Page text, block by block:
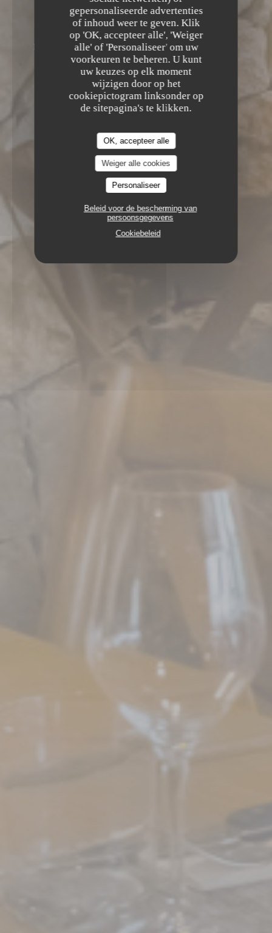
gepersonaliseerde advertenties
of inhoud weer te geven. Klik
op 'OK, accepteer alle', 'Weiger
alle' of 'Personaliseer' om uw
voorkeuren te beheren. U kunt
uw keuzes op elk moment
wijzigen door op het
cookiepictogram linksonder op
de sitepagina's te klikken.
OK, accepteer alle
Weiger alle cookies
Personaliseer
Beleid voor de bescherming van
persoonsgegevens
Cookiebeleid
Trattoria Quattro
RESTAURANT ITALIEN - PIZZERIA
ROUTE DE CANNES 06560 VALBONNE
Trattoria Quattro